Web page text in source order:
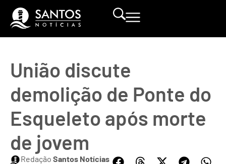
União discute
demolição de Ponte do
Esqueleto após morte
de jovem
Redação Santos Notícias